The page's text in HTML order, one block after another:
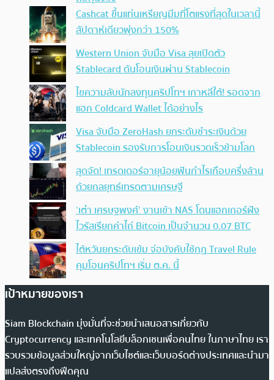
Cashcat ขึ้นแท่นเหรียญมีมที่โตแรงที่สุดในเวลานี้
สัปดาห์เดียวพุ่งกว่า 150%
Western Union จับมือ Visa ลุยเปิดตัว
Stablecard ดันโอนเงินผ่าน Stablecoin
ไขความลับนักลงทุนคริปโทฯ เกาหลีใต้! รอดจาก
แฮก Coldcard Wallet ได้อย่างไร
Visa จับมือ ZeroHash ยกระดับชำระเงินด้วย
Stablecoin รองรับการโอนเงินรวดเร็วข้ามโลก
สุดจัด! เทรดเดอร์อายุน้อยฟันกำไรเกือบครึ่งล้าน
ด้วยกลยุทธ์เทรดตามเศรษฐี
‘เต๋า เศรษฐพงศ์’ งานเข้า NAS โดนแฮกเกอร์ฝัง
ไวรัสเรียกค่าไถ่ Bitcoin เป็นจำนวน 0.07 BTC
ไต้หวันยกระดับเข้ม จ่อบังคับใช้กฏ Travel Rule
คุมโอนคริปโทฯ เริ่ม ต.ค. นี้
เป้าหมายของเรา
Siam Blockchain มุ่งมั่นที่จะช่วยนำเสนอสารเกี่ยวกับ
Cryptocurrency และเทคโนโลยีบล็อกเชนเพื่อคนไทย ในภาษาไทย เรา
รวบรวมข้อมูลส่วนใหญ่จากเว็บไซต์และเว็บบอร์ดต่างประเทศและนำมา
แปลส่งตรงถึงฟีดคุณ